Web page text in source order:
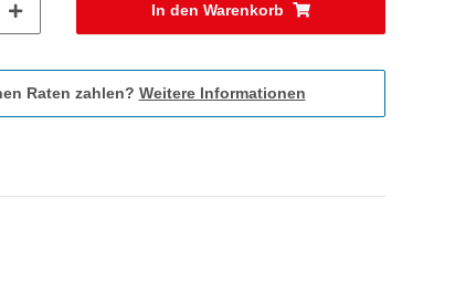
In den Warenkorb
Raten zahlen? Weitere Informationen